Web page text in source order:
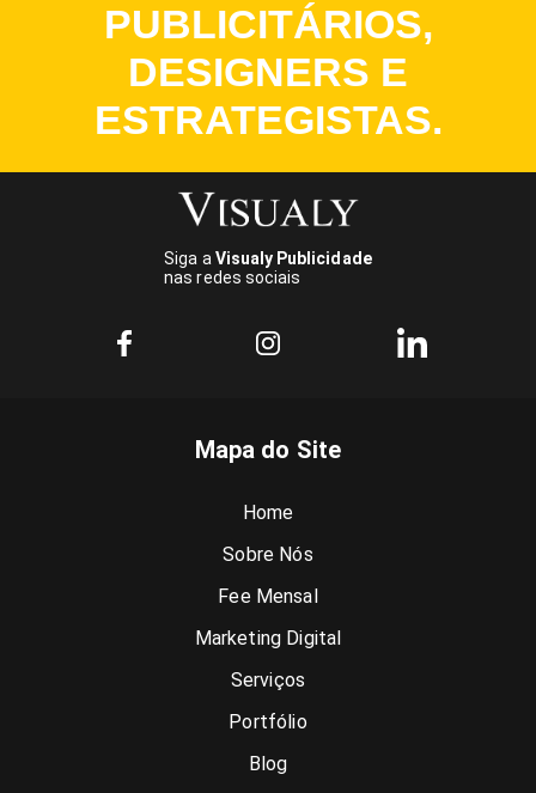
PUBLICITÁRIOS,
DESIGNERS E
ESTRATEGISTAS.
Siga a Visualy Publicidade
nas redes sociais
Mapa do Site
Home
Sobre Nós
Fee Mensal
Marketing Digital
Serviços
Portfólio
Blog